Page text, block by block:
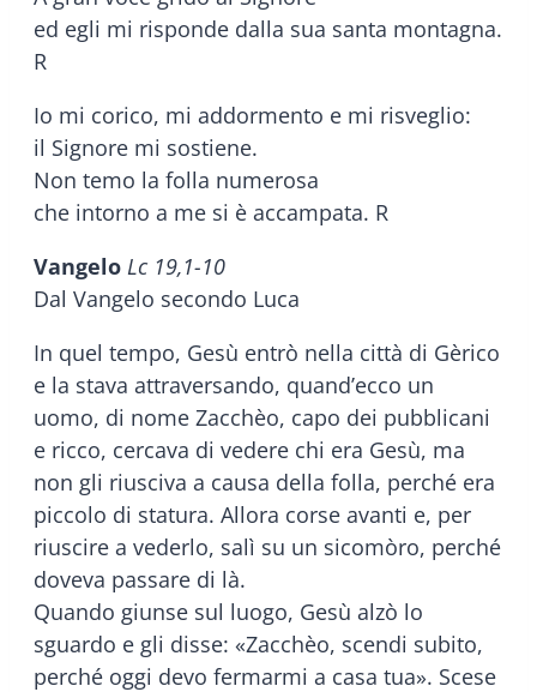
ed egli mi risponde dalla sua santa montagna.
R
Io mi corico, mi addormento e mi risveglio:
il Signore mi sostiene.
Non temo la folla numerosa
che intorno a me si è accampata. R
Vangelo Lc 19,1-10
Dal Vangelo secondo Luca
In quel tempo, Gesù entrò nella città di Gèrico
e la stava attraversando, quand’ecco un
uomo, di nome Zacchèo, capo dei pubblicani
e ricco, cercava di vedere chi era Gesù, ma
non gli riusciva a causa della folla, perché era
piccolo di statura. Allora corse avanti e, per
riuscire a vederlo, salì su un sicomòro, perché
doveva passare di là.
Quando giunse sul luogo, Gesù alzò lo
sguardo e gli disse: «Zacchèo, scendi subito,
perché oggi devo fermarmi a casa tua». Scese